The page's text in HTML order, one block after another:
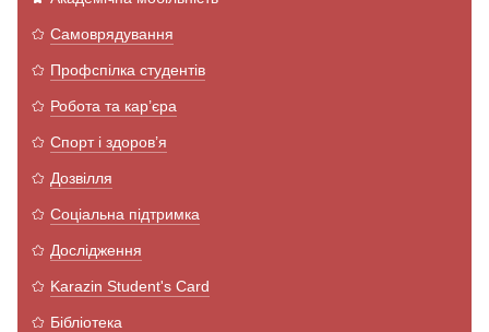
Самоврядування
Профспілка студентів
Робота та кар’єра
Спорт і здоров’я
Дозвілля
Соціальна підтримка
Дослідження
Karazin Student's Card
Бібліотека